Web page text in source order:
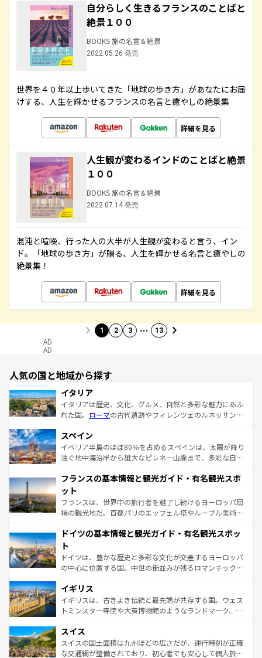
自分らしく生きるフランスのことばと
絶景１００
BOOKS 旅の名言＆絶景
2022.05.26 発売
世界を４０年以上歩いてきた「地球の歩き方」があなたにお届
けする、人生を輝かせるフランスの名言と癒やしの絶景集
詳細を見る
人生観が変わるインドのことばと絶景
１００
BOOKS 旅の名言＆絶景
2022.07.14 発売
混沌と喧噪、行った人の大半が人生観が変わると言う、イン
ド。「地球の歩き方」が贈る、人生を輝かせる名言と癒やしの
絶景集！
詳細を見る
1 2 3 … 13
AD
AD
人気の国と地域から探す
イタリア
イタリアは歴史、文化、グルメ、自然と多彩な魅力にあふ
れた国。 ローマの古代遺跡やフィレンツェのルネッサンス
ろん、トスカーナの美しい田園風景やアマルフィ海岸の絶
景など、自然景観も見逃せない。観光の合間には、本場の
ピザやパスタなど、絶品のイタリア料理を堪能することも
ませてくれるイタリアで、忘れられない旅をしてみよう！
なお、新着のイタリア情報は
しい。
スペイン
イベリア半島のほぼ80％を占めるスペインは、太陽が降り
注ぐ地中海沿岸から雄大なピレネー山脈まで、多彩な自然
文化が根付くこの国では、情熱的なフラメンコ、熱気あふ
れる闘牛、そして美味しいタパスが生活の一部となってい
る。首都マドリードの洗練された雰囲気や、バルセロナの
アートに溢れた街角から、地方では古代ローマ遺跡や中世
せる。地方によって風土や気候が異なるスペインはその個
ンテンツ一覧 を参照してほしい。
フランスの基本情報と観光ガイド・有名観光スポ
ット
フランスは、世界中の旅行者を魅了し続けるヨーロッパ屈
指の観光地だ。首都パリのエッフェル塔やルーブル美術館
で、幅広い魅力が詰まっている。華麗な宮殿、歴史的な大
聖堂、美しいビーチ、そして豊かな自然が、訪れる者を心
から魅了する。また、フランスは美食の国としても知ら
れ、フランス料理はユネスコ無形文化遺産にも登録されて
香り高いラベンダー畑など、多彩な楽しみ方が可能だ。さ
らに、パリ以外の地域にも魅力が溢れており、どの街角に
も豊かな歴史と文化が息づいている。パリ以外の個性あふ
を参照してほしい。
ドイツの基本情報と観光ガイド・有名観光スポッ
ト
ドイツは、豊かな歴史と多彩な文化が交差するヨーロッパ
の中心に位置する国。中世の街並みが残るロマンチック街
顔を持つこの国は、どこを歩いても飽きることがない。ベ
ルリンの文化的活気、バイエルン州のアルプスの絶景、そ
してライン川沿いのワイン畑といった風景は必見。ビール
は、お酒好きな人にはぜひ体験してほしい。 なお、新着の
ドイツ情報はコンテンツ一覧を参照してほしい。
イギリス
イギリスは、古きよき伝統と最先端が共存する国。ウェス
トミンスター寺院や大英博物館のようなランドマーク、歴
リアごとに異なる魅力がある。また、優雅なアフタヌーン
ティー、ビール好きにはたまらない英国パブ、サッカー観
戦など、本場だからこそできる体験も豊富。イギリスを旅
スイス
スイスの国土面積は九州ほどの広さだが、運行時刻が正確
な交通網が整備されており、初心者でも安心して個人旅行